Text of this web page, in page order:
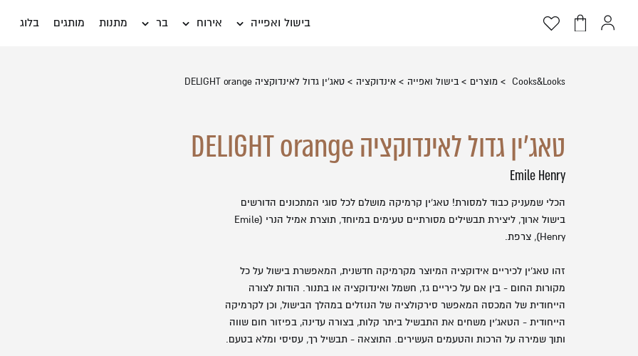
פתיחתפתיחת
פתיחת
למשתמש
בישול ואפייה אירוח בר מתנות מותגים בלוג
סגור
Cooks&Looks מוצרים בישול ואפייה אינדוקציה טאג'ין גדול לאינדוקציה DELIGHT orange
טאג'ין גדול לאינדוקציה DELIGHT orange
Emile Henry
הכלי שמעניק כבוד למסורת! טאג'ין קרמיקה מושלם לכל סוגי המתכונים הדורשים
בישול ארוך, ליצירת תבשילים מסורתיים טעימים במיוחד, תוצרת אמיל הנרי (Emile
Henry), צרפת.
זהו טאג'ין לכיריים אידוקציה המיוצר מקרמיקה חדשנית, המאפשרת בישול על כל
מקורות החום - בין אם על כיריים גז, חשמל ואינדוקציה או בתנור. הודות לצורה
הייחודית של המכסה המאפשר סירקולציה של הנוזלים במהלך הבישול, וכן לקרמיקה
הייחודית - הטאג'ין משחים את התבשיל ביתר קלות, בצורה עדינה, בפיזור חום שווה
ותוך שמירה על הרכות והטעמים העשירים. התוצאה - תבשיל רך, עסיסי ומלא בטעם.